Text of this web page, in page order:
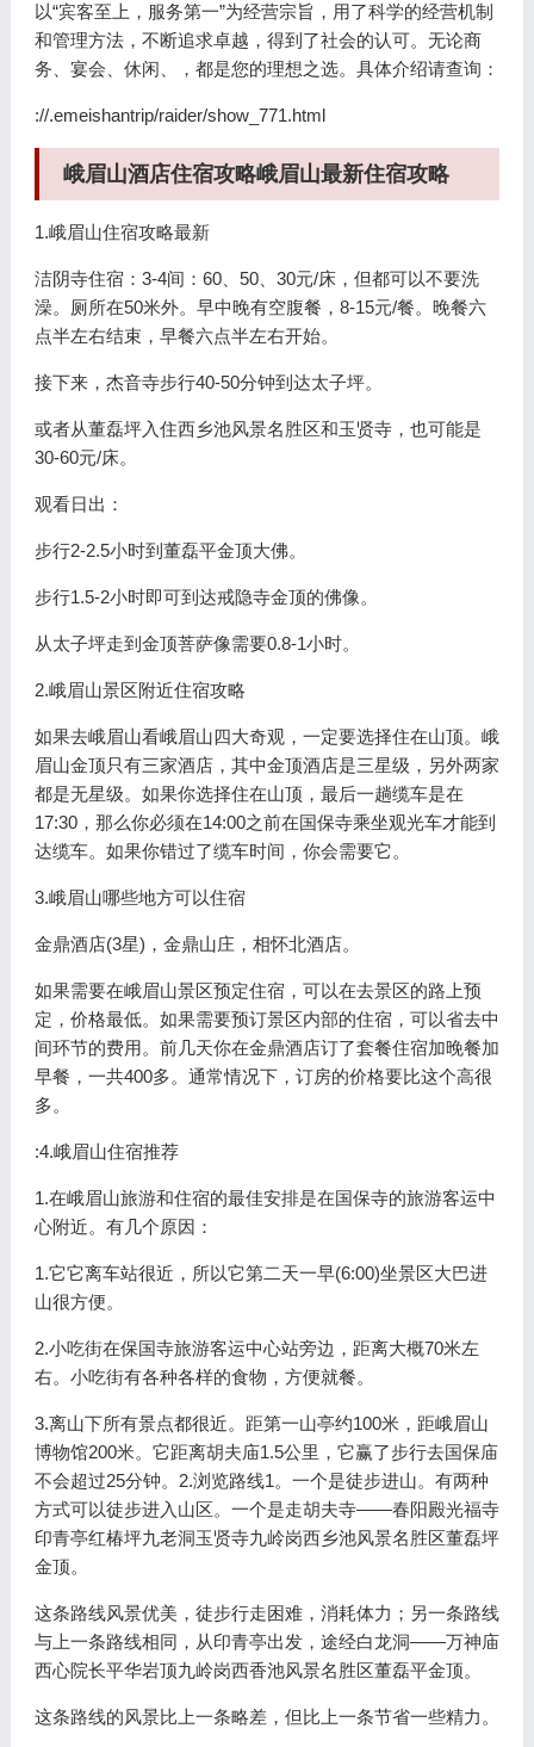
以“宾客至上，服务第一”为经营宗旨，用了科学的经营机制
和管理方法，不断追求卓越，得到了社会的认可。无论商
务、宴会、休闲、，都是您的理想之选。具体介绍请查询：
://.emeishantrip/raider/show_771.html
峨眉山酒店住宿攻略峨眉山最新住宿攻略
1.峨眉山住宿攻略最新
洁阴寺住宿：3-4间：60、50、30元/床，但都可以不要洗
澡。厕所在50米外。早中晚有空腹餐，8-15元/餐。晚餐六
点半左右结束，早餐六点半左右开始。
接下来，杰音寺步行40-50分钟到达太子坪。
或者从董磊坪入住西乡池风景名胜区和玉贤寺，也可能是
30-60元/床。
观看日出：
步行2-2.5小时到董磊平金顶大佛。
步行1.5-2小时即可到达戒隐寺金顶的佛像。
从太子坪走到金顶菩萨像需要0.8-1小时。
2.峨眉山景区附近住宿攻略
如果去峨眉山看峨眉山四大奇观，一定要选择住在山顶。峨
眉山金顶只有三家酒店，其中金顶酒店是三星级，另外两家
都是无星级。如果你选择住在山顶，最后一趟缆车是在
17:30，那么你必须在14:00之前在国保寺乘坐观光车才能到
达缆车。如果你错过了缆车时间，你会需要它。
3.峨眉山哪些地方可以住宿
金鼎酒店(3星)，金鼎山庄，相怀北酒店。
如果需要在峨眉山景区预定住宿，可以在去景区的路上预
定，价格最低。如果需要预订景区内部的住宿，可以省去中
间环节的费用。前几天你在金鼎酒店订了套餐住宿加晚餐加
早餐，一共400多。通常情况下，订房的价格要比这个高很
多。
:4.峨眉山住宿推荐
1.在峨眉山旅游和住宿的最佳安排是在国保寺的旅游客运中
心附近。有几个原因：
1.它它离车站很近，所以它第二天一早(6:00)坐景区大巴进
山很方便。
2.小吃街在保国寺旅游客运中心站旁边，距离大概70米左
右。小吃街有各种各样的食物，方便就餐。
3.离山下所有景点都很近。距第一山亭约100米，距峨眉山
博物馆200米。它距离胡夫庙1.5公里，它赢了步行去国保庙
不会超过25分钟。2.浏览路线1。一个是徒步进山。有两种
方式可以徒步进入山区。一个是走胡夫寺——春阳殿光福寺
印青亭红椿坪九老洞玉贤寺九岭岗西乡池风景名胜区董磊坪
金顶。
这条路线风景优美，徒步行走困难，消耗体力；另一条路线
与上一条路线相同，从印青亭出发，途经白龙洞——万神庙
西心院长平华岩顶九岭岗西香池风景名胜区董磊平金顶。
这条路线的风景比上一条略差，但比上一条节省一些精力。